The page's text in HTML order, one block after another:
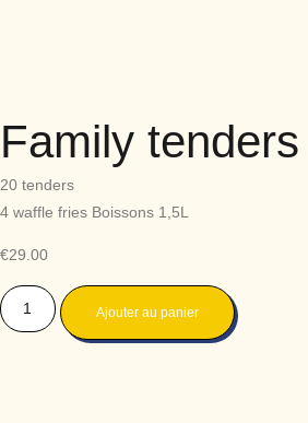
Family tenders
20 tenders
4 waffle fries Boissons 1,5L
€29.00
Ajouter au panier